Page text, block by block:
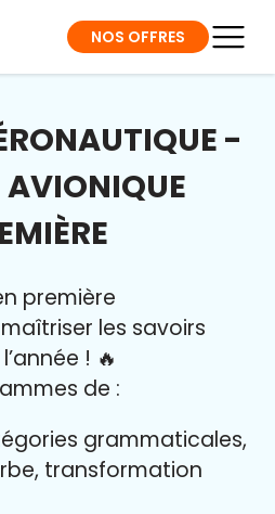
NOS OFFRES
-
première
les savoirs
! 🔥
de :
grammaticales,
transformation